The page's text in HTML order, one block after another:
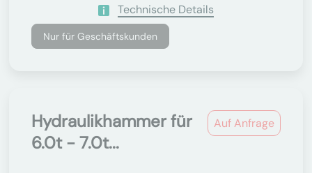
Technische Details
Nur für Geschäftskunden
Auf Anfrage
Hydraulikhammer für
6.0t - 7.0t...